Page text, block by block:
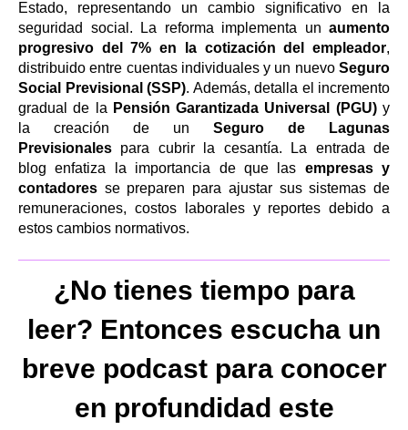
Estado, representando un cambio significativo en la
seguridad social. La reforma implementa un aumento
progresivo del 7% en la cotización del empleador,
distribuido entre cuentas individuales y un nuevo Seguro
Social Previsional (SSP). Además, detalla el incremento
gradual de la Pensión Garantizada Universal (PGU)y
la creación de un Seguro de Lagunas
Previsionales para cubrir la cesantía. La entrada de
blog enfatiza la importancia de que las empresas y
contadores se preparen para ajustar sus sistemas de
remuneraciones, costos laborales y reportes debido a
estos cambios normativos.
¿No tienes tiempo para
leer? Entonces escucha un
breve podcast para conocer
en profundidad este